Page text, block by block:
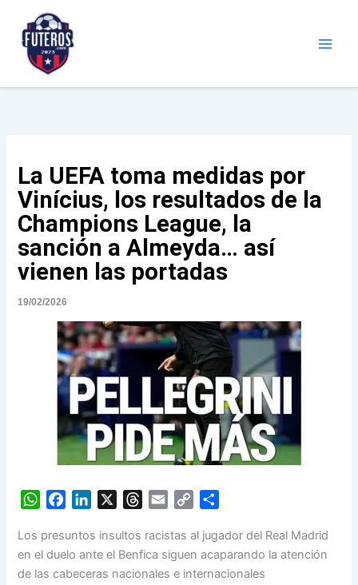
contenido
La UEFA toma medidas por
Vinícius, los resultados de la
Champions League, la
sanción a Almeyda… así
vienen las portadas
19/02/2026
h
a
t
a
c
e
i
n
k
h
r
e
m
a
i
o
p
y
h
a
r
Los presuntos insultos racistas al jugador del Real Madrid
en el duelo ante el Benfica siguen acaparando la atención
de las cabeceras nacionales e internacionales